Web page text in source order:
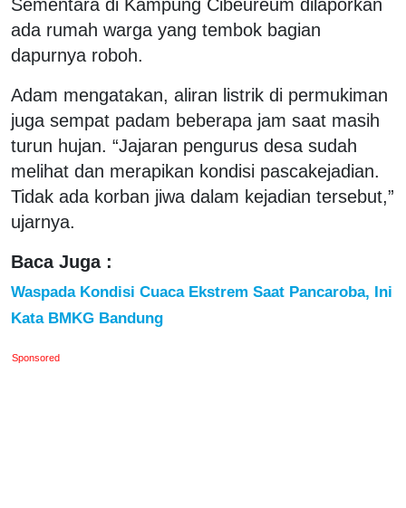
Sementara di Kampung Cibeureum dilaporkan
ada rumah warga yang tembok bagian
dapurnya roboh.
Adam mengatakan, aliran listrik di permukiman
juga sempat padam beberapa jam saat masih
turun hujan. “Jajaran pengurus desa sudah
melihat dan merapikan kondisi pascakejadian.
Tidak ada korban jiwa dalam kejadian tersebut,”
ujarnya.
Baca Juga :
Waspada Kondisi Cuaca Ekstrem Saat Pancaroba, Ini
Kata BMKG Bandung
Sponsored